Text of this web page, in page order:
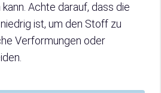
Achte darauf, dass die
ist, um den Stoff zu
Verformungen oder